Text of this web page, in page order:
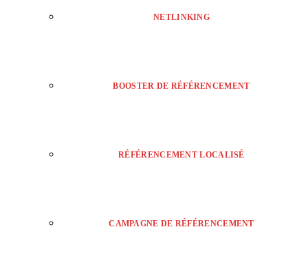
NETLINKING
BOOSTER DE RÉFÉRENCEMENT
RÉFÉRENCEMENT LOCALISÉ
CAMPAGNE DE RÉFÉRENCEMENT